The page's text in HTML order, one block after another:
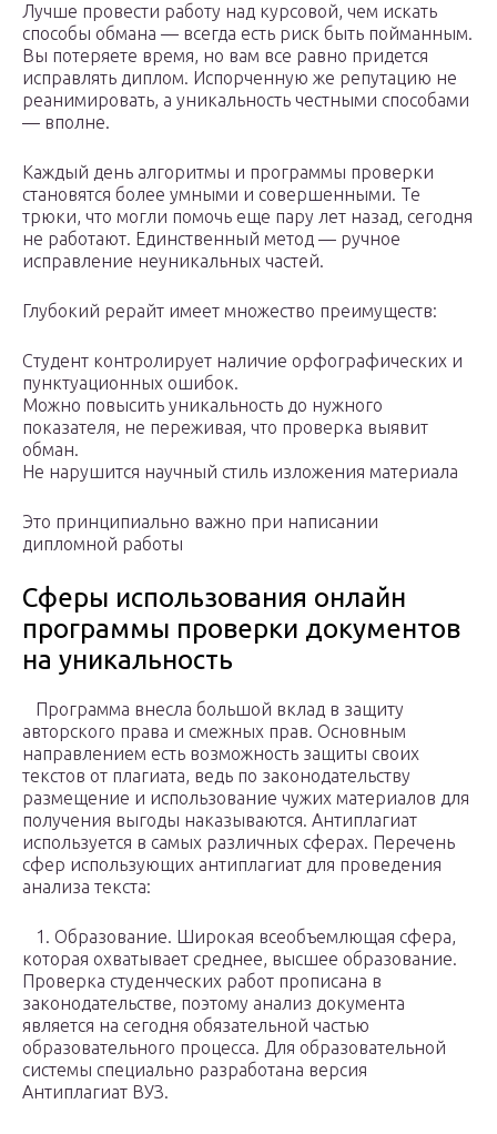
Лучше провести работу над курсовой, чем искать
способы обмана — всегда есть риск быть пойманным.
Вы потеряете время, но вам все равно придется
исправлять диплом. Испорченную же репутацию не
реанимировать, а уникальность честными способами
— вполне.
Каждый день алгоритмы и программы проверки
становятся более умными и совершенными. Те
трюки, что могли помочь еще пару лет назад, сегодня
не работают. Единственный метод — ручное
исправление неуникальных частей.
Глубокий рерайт имеет множество преимуществ:
Студент контролирует наличие орфографических и
пунктуационных ошибок.
Можно повысить уникальность до нужного
показателя, не переживая, что проверка выявит
обман.
Не нарушится научный стиль изложения материала
Это принципиально важно при написании
дипломной работы
Сферы использования онлайн
программы проверки документов
на уникальность
Программа внесла большой вклад в защиту
авторского права и смежных прав. Основным
направлением есть возможность защиты своих
текстов от плагиата, ведь по законодательству
размещение и использование чужих материалов для
получения выгоды наказываются. Антиплагиат
используется в самых различных сферах. Перечень
сфер использующих антиплагиат для проведения
анализа текста:
1. Образование. Широкая всеобъемлющая сфера,
которая охватывает среднее, высшее образование.
Проверка студенческих работ прописана в
законодательстве, поэтому анализ документа
является на сегодня обязательной частью
образовательного процесса. Для образовательной
системы специально разработана версия
Антиплагиат ВУЗ.